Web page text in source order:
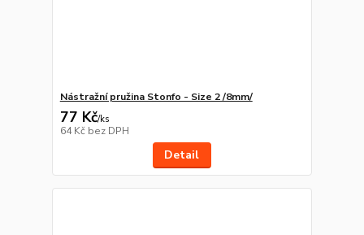
Nástražní pružina Stonfo - Size 2 /8mm/
77 Kč/ks
64 Kč bez DPH
Detail